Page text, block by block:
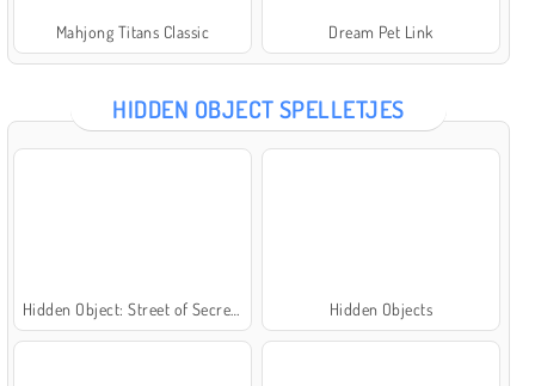
Mahjong Titans Classic Dream Pet Link
HIDDEN OBJECT SPELLETJES
Hidden Objects